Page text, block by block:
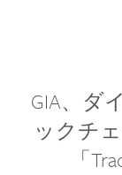
GIA、ダ
ックチ
「